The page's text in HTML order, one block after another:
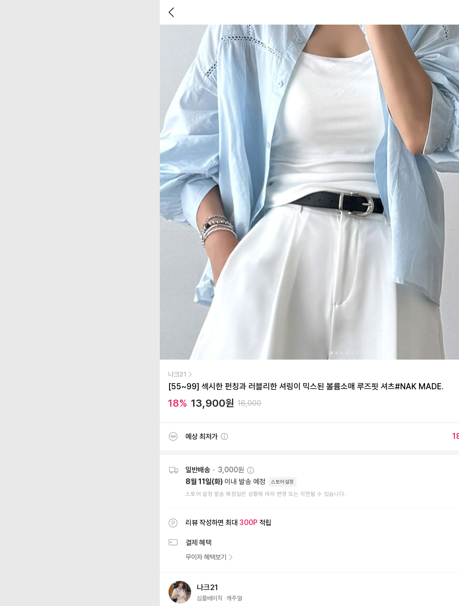
나크21
[55~99] 섹시한 펀칭과 러블리한 셔링이 믹스된 볼륨소매 루즈핏 셔츠#NAK MADE.
18% 13,900원 16,900
예상 최저가
일반배송 • 3,000원
8월 11일(화) 이내 발송 예정 스토어설정
스토어 설정 발송 예정일은 상황에 따라 변경 또는 지연될 수 있습니다.
리뷰 작성하면 최대 300P 적립
결제 혜택
무이자 혜택보기
나크21
심플베이직 캐주얼